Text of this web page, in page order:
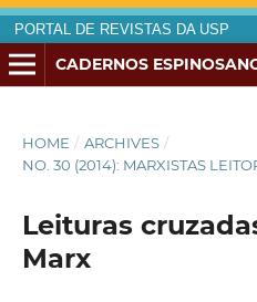
PORTAL DE REVISTAS DA USP
CADERNOS
HOME / ARCHIVES /
NO. 30 (2014): MARXISTAS
Leituras
Marx